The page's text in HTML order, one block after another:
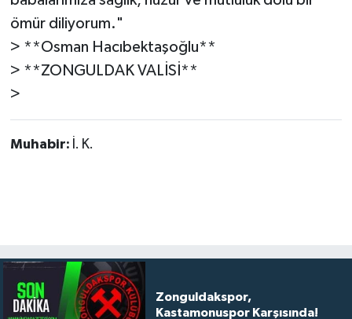
ömür diliyorum."
> **Osman Hacıbektaşoğlu**
> **ZONGULDAK VALİSİ**
>
Muhabir: İ. K.
Zonguldakspor,
Kastamonuspor Karşısında!